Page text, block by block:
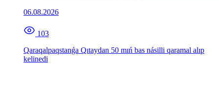
06.08.2026
103
Qaraqalpaqstanǵa Qıtaydan 50 mıń bas násilli qaramal alıp
kelinedi